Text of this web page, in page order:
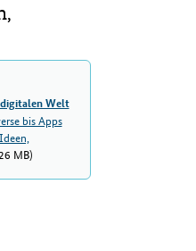
Welt
bis Apps
MB)